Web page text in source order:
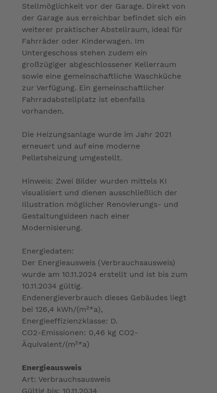
Stellmöglichkeit vor der Garage. Direkt von
der Garage aus erreichbar befindet sich ein
weiterer praktischer Abstellraum, ideal für
Fahrräder oder Kinderwagen. Im
Untergeschoss stehen zudem ein
großzügiger abgeschlossener Kellerraum
sowie eine gemeinschaftliche Waschküche
zur Verfügung. Ein gemeinschaftlicher
Fahrradabstellplatz ist ebenfalls
vorhanden.
Die Heizungsanlage wurde im Jahr 2021
erneuert und auf eine moderne
Pelletsheizung umgestellt.
Hinweis: Zwei Bilder wurden mittels KI
visualisiert und dienen ausschließlich der
Illustration möglicher Renovierungs- und
Gestaltungsideen nach einer
Modernisierung.
Energiedaten:
Der Energieausweis (Verbrauchsausweis)
wurde am 10.11.2024 erstellt und ist bis zum
10.11.2034 gültig.
Endenergieverbrauch dieses Gebäudes liegt
bei 126,4 kWh/(m²*a),
Energieeffizienzklasse: D.
CO2-Emissionen: 0,46 kg CO2-
Äquivalent/(m²*a)
Energieausweis
Art: Verbrauchsausweis
Gültig bis: 10.11.2034